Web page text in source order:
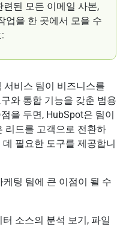
된 모든 이메일 사본,
업을 한 곳에서 모을 수
서비스 팀이 비즈니스를
와 통합 기능을 갖춘 범용
을 두면, HubSpot은 팀이
리드를 고객으로 전환하
데 필요한 도구를 제공합니
팅 팀에 큰 이점이 될 수
소스의 분석 보기, 파일